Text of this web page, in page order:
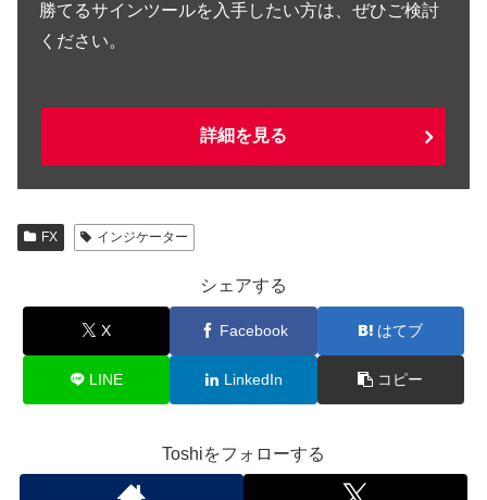
勝てるサインツールを入手したい方は、ぜひご検討
ください。
詳細を見る
FX インジケーター
シェアする
X Facebook はてブ
LINE LinkedIn コピー
Toshiをフォローする